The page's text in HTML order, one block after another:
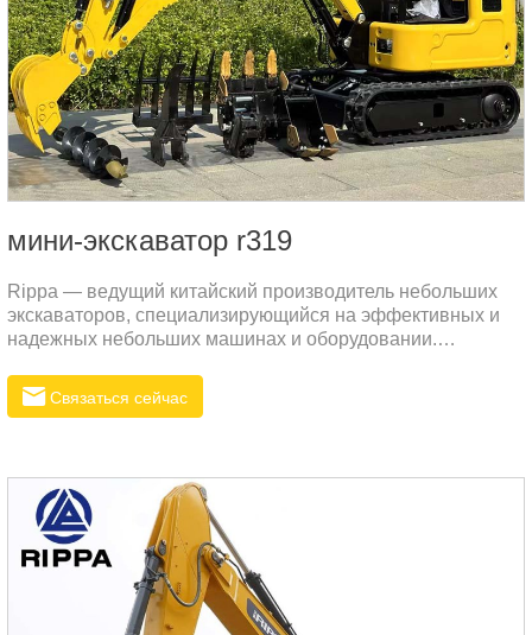
мини-экскаватор r319
Rippa — ведущий китайский производитель небольших
экскаваторов, специализирующийся на эффективных и
надежных небольших машинах и оборудовании.
разработок и производства продукция Rippa очень
популярна на международном рынке, особенно на
Связаться сейчас